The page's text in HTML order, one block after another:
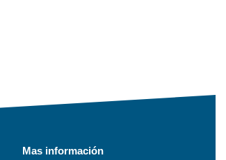
Mas información